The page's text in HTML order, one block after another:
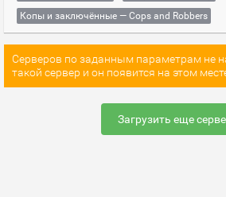
Копы и заключённые — Cops and Robbers
Серверов по заданным параметрам не
такой сервер и он появится на этом
Загрузить еще